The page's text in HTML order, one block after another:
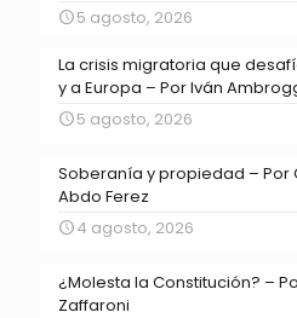
5 agosto, 2026
La crisis migratoria que
y a Europa – Por Iván
5 agosto, 2026
Soberanía y propiedad – Por
Abdo Ferez
4 agosto, 2026
¿Molesta la Constitución? –
Zaffaroni